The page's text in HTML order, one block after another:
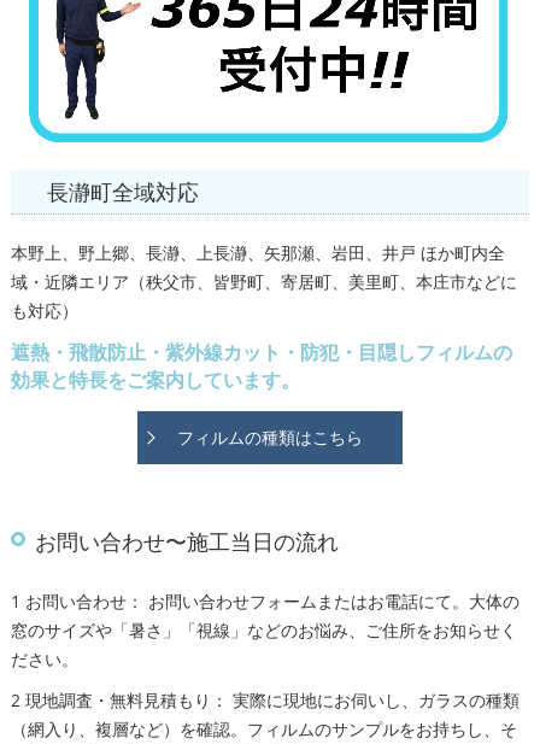
長瀞町全域対応
本野上、野上郷、長瀞、上長瀞、矢那瀬、岩田、井戸 ほか町内全
域・近隣エリア（秩父市、皆野町、寄居町、美里町、本庄市などに
も対応）
遮熱・飛散防止・紫外線カット・防犯・目隠しフィルムの
効果と特長をご案内しています。
フィルムの種類はこちら
お問い合わせ〜施工当日の流れ
1 お問い合わせ： お問い合わせフォームまたはお電話にて。大体の
窓のサイズや「暑さ」「視線」などのお悩み、ご住所をお知らせく
ださい。
2 現地調査・無料見積もり： 実際に現地にお伺いし、ガラスの種類
（網入り、複層など）を確認。フィルムのサンプルをお持ちし、そ